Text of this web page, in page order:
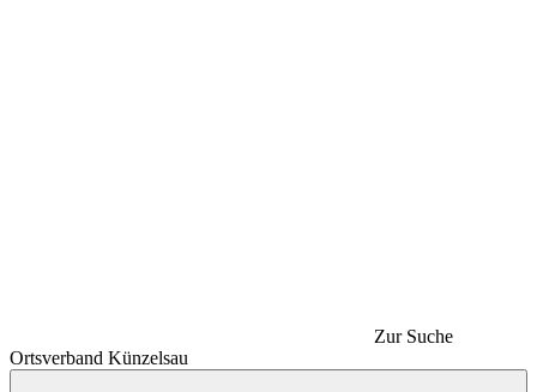
Zur Suche
Ortsverband Künzelsau